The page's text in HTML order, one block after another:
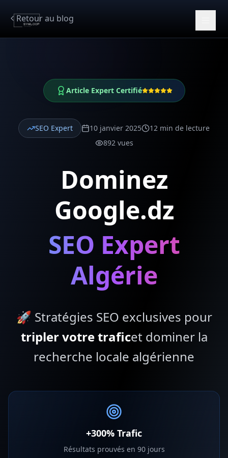
Retour au blog
Article Expert Certifié
SEO Expert 10 janvier 2025
12 min de lecture
892 vues
Dominez
Google.dz
SEO Expert
Algérie
🚀 Stratégies SEO exclusives pour
tripler votre traficet dominer la
recherche locale algérienne
+300% Trafic
Résultats prouvés en 90 jours